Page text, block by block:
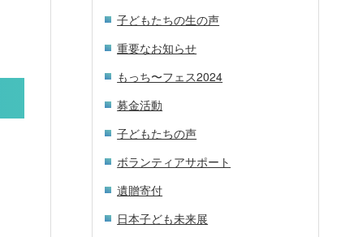
子どもたちの生の声
重要なお知らせ
もっち〜フェス2024
募金活動
子どもたちの声
ボランティアサポート
遺贈寄付
日本子ども未来展